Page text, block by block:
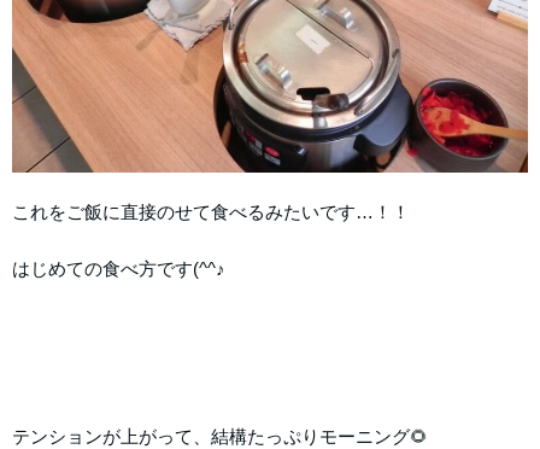
これをご飯に直接のせて食べるみたいです…！！
はじめての食べ方です(^^♪
テンションが上がって、結構たっぷりモーニング🌻